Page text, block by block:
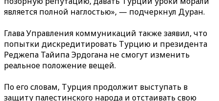
является полной наглостью», — подчеркнул Дуран.
Глава Управления коммуникаций также заявил, что
попытки дискредитировать Турцию и президента
Реджепа Тайипа Эрдогана не смогут изменить
реальное положение вещей.
По его словам, Турция продолжит выступать в
защиту палестинского народа и отстаивать свою